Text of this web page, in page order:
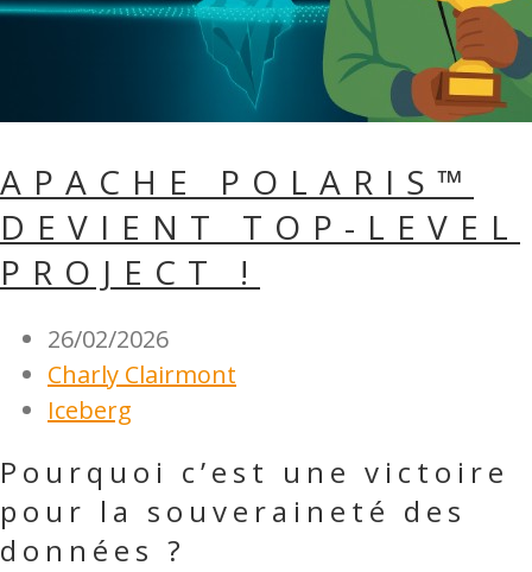
APACHE POLARIS™
DEVIENT TOP-LEVEL
PROJECT !
26/02/2026
Charly Clairmont
Iceberg
Pourquoi c’est une victoire
pour la souveraineté des
données ?